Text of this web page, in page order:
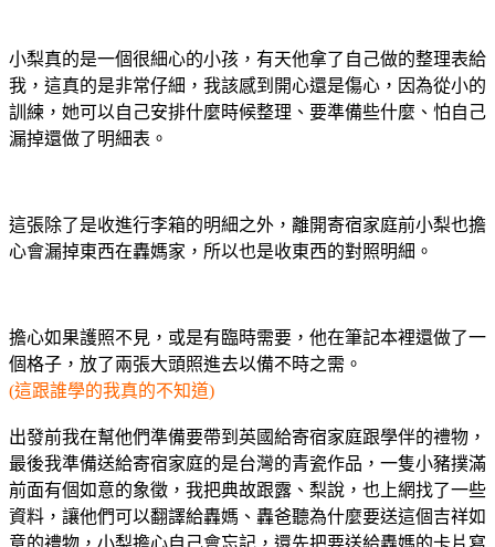
小梨真的是一個很細心的小孩，有天他拿了自己做的整理表給
我，這真的是非常仔細，我該感到開心還是傷心，因為從小的
訓練，她可以自己安排什麼時候整理、要準備些什麼、怕自己
漏掉還做了明細表。
這張除了是收進行李箱的明細之外，離開寄宿家庭前小梨也擔
心會漏掉東西在轟媽家，所以也是收東西的對照明細。
擔心如果護照不見，或是有臨時需要，他在筆記本裡還做了一
個格子，放了兩張大頭照進去以備不時之需。
(這跟誰學的我真的不知道)
出發前我在幫他們準備要帶到英國給寄宿家庭跟學伴的禮物，
最後我準備送給寄宿家庭的是台灣的青瓷作品，一隻小豬撲滿
前面有個如意的象徵，我把典故跟露、梨說，也上網找了一些
資料，讓他們可以翻譯給轟媽、轟爸聽為什麼要送這個吉祥如
意的禮物，小梨擔心自己會忘記，還先把要送給轟媽的卡片寫